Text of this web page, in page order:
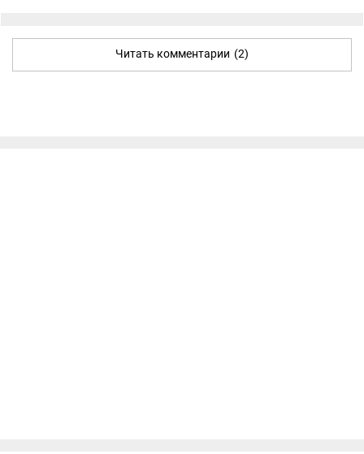
Читать комментарии (2)